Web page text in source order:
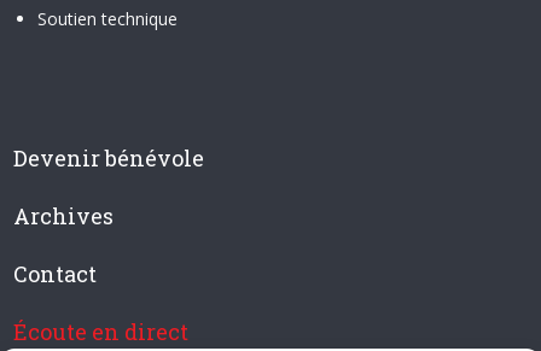
Soutien technique
Devenir bénévole
Archives
Contact
Écoute en direct